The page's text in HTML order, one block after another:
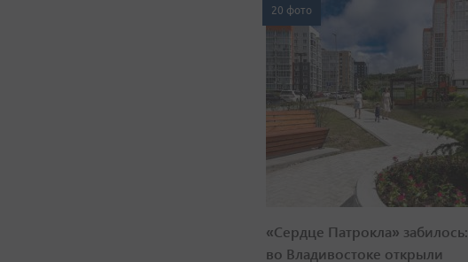
20 фото
«Сердце Патрокла» забилось:
во Владивостоке открыли